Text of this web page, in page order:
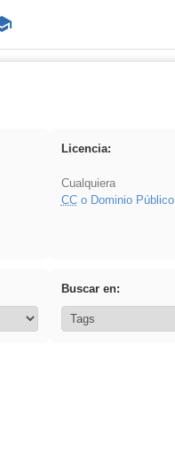
Licencia:
Cualquiera
CCo Dominio Público
Buscar en: